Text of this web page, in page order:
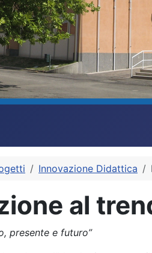
Innovazione Didattica
al
presente e futuro”